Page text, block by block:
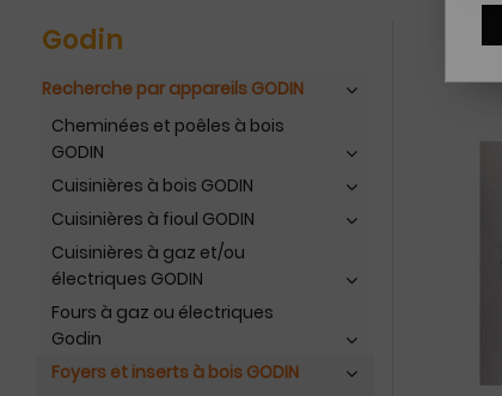
Godin
Recherche par appareils GODIN
Cheminées et poêles à bois
GODIN
Cuisinières à bois GODIN
Cuisinières à fioul GODIN
Cuisinières à gaz et/ou
électriques GODIN
Fours à gaz ou électriques
Godin
Foyers et inserts à bois GODIN